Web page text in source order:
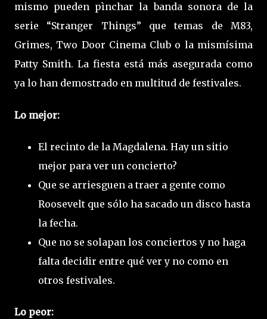
mismo pueden pìnchar la banda sonora de la
serie “Stranger Things” que temas de M83,
Grimes, Two Door Cinema Club o la mismísima
Patty Smith. La fiesta está más asegurada como
ya lo han demostrado en multitud de festivales.
Lo mejor:
El recinto de la Magdalena. Hay un sitio
mejor para ver un concierto?
Que se arriesguen a traer a gente como
Roosevelt que sólo ha sacado un disco hasta
la fecha.
Que no se solapan los conciertos y no haga
falta decidir entre qué ver y no como en
otros festivales.
Lo peor: